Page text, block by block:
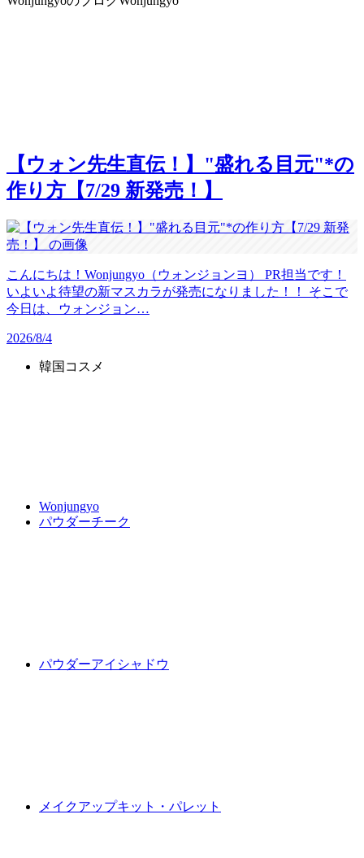
【ウォン先生直伝！】"盛れる目元"*の
作り方【7/29 新発売！】
こんにちは！Wonjungyo（ウォンジョンヨ） PR担当です！
いよいよ待望の新マスカラが発売になりました！！ そこで
今日は、ウォンジョン…
2026/8/4
韓国コスメ
Wonjungyo
パウダーチーク
パウダーアイシャドウ
メイクアップキット・パレット